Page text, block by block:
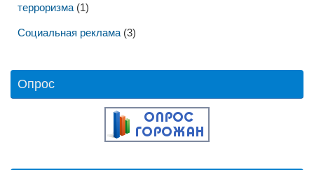
терроризма (1)
Социальная реклама (3)
Опрос